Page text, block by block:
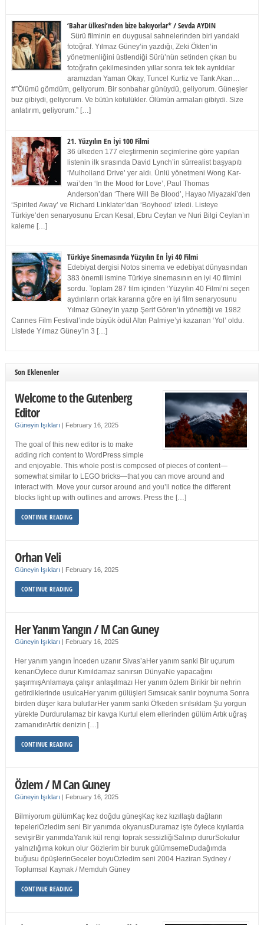
‘Bahar ülkesi’nden bize bakıyorlar* / Sevda AYDIN
Sürü filminin en duygusal sahnelerinden biri yandaki
fotoğraf. Yılmaz Güney’in yazdığı, Zeki Ökten’in
yönetmenliğini üstlendiği Sürü’nün setinden çıkan bu
fotoğrafın çekilmesinden yıllar sonra tek tek ayrıldılar
aramızdan Yaman Okay, Tuncel Kurtiz ve Tarık Akan…
#”Ölümü gömdüm, geliyorum. Bir sonbahar günüydü, geliyorum. Güneşler
buz gibiydi, geliyorum. Ve bütün kötülükler. Ölümün armaları gibiydi. Size
anlatırım, geliyorum.” […]
21. Yüzyılın En İyi 100 Filmi
36 ülkeden 177 eleştirmenin seçimlerine göre yapılan
listenin ilk sırasında David Lynch’in sürrealist başyapıtı
‘Mulholland Drive’ yer aldı. Ünlü yönetmeni Wong Kar-
wai’den ‘In the Mood for Love’, Paul Thomas
Anderson’dan ‘There Will Be Blood’, Hayao Miyazaki’den
‘Spirited Away’ ve Richard Linklater’dan ‘Boyhood’ izledi. Listeye
Türkiye’den senaryosunu Ercan Kesal, Ebru Ceylan ve Nuri Bilgi Ceylan’ın
kaleme […]
Türkiye Sinemasında Yüzyılın En İyi 40 Filmi
Edebiyat dergisi Notos sinema ve edebiyat dünyasından
383 önemli ismine Türkiye sinemasının en iyi 40 filmini
sordu. Toplam 287 film içinden ‘Yüzyılın 40 Filmi’ni seçen
aydınların ortak kararına göre en iyi film senaryosunu
Yılmaz Güney’in yazıp Şerif Gören’in yönettiği ve 1982
Cannes Film Festival’inde büyük ödül Altın Palmiye’yi kazanan ‘Yol’ oldu.
Listede Yılmaz Güney’in 3 […]
Son Eklenenler
Welcome to the Gutenberg
Editor
Güneyin Işıkları | February 16, 2025
The goal of this new editor is to make
adding rich content to WordPress simple
and enjoyable. This whole post is composed of pieces of content—
somewhat similar to LEGO bricks—that you can move around and
interact with. Move your cursor around and you’ll notice the different
blocks light up with outlines and arrows. Press the […]
CONTINUE READING
Orhan Veli
Güneyin Işıkları | February 16, 2025
CONTINUE READING
Her Yanım Yangın / M Can Guney
Güneyin Işıkları | February 16, 2025
Her yanım yangın İnceden uzanır Sivas’aHer yanım sanki Bir uçurum
kenarıÖylece durur Kımıldamaz sanırsın DünyaNe yapacağını
şaşırmışAnlamaya çalışır anlaşılmazı Her yanım özlem Birikir bir nehrin
getirdiklerinde usulcaHer yanım gülüşleri Sımsıcak sarılır boynuma Sonra
birden düşer kara bulutlarHer yanım sanki Öfkeden sırılsıklam Şu yorgun
yürekte Durdurulamaz bir kavga Kurtul elem ellerinden gülüm Artık uğraş
zamanıdırArtık denizin […]
CONTINUE READING
Özlem / M Can Guney
Güneyin Işıkları | February 16, 2025
Bilmiyorum gülümKaç kez doğdu güneşKaç kez kızıllaştı dağların
tepeleriÖzledim seni Bir yanımda okyanusDuramaz işte öylece kıyılarda
sevişirBir yanımdaYanık kül rengi toprak sessizliğiSalınıp dururSokulur
yalnızlığıma kokun olur Gözlerim bir buruk gülümsemeDudağımda
buğusu öpüşlerinGeceler boyuÖzledim seni 2004 Haziran Sydney /
Toplumsal Kaynak / Memduh Güney
CONTINUE READING